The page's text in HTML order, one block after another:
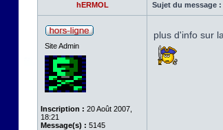
hERMOL Sujet du message :
Site Admin
Inscription : 20 Août 2007,
18:21
Message(s) : 5145
plus d'info sur